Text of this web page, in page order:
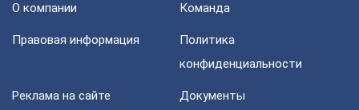
О компании Команда
Правовая информация
Политика
конфиденциальности
Реклама на сайте Документы